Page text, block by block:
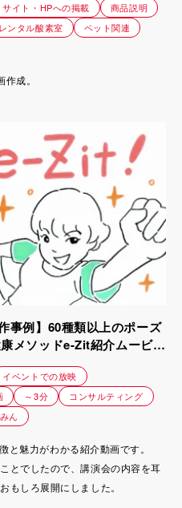
サイト・HPへの掲載
商品説明
ンタル酸素室
ペット関連
成。
事例】60種類以上のポーズ
メソッドe-Zit紹介ムービー
イベントでの放映
～3分
コンサルティング
ん
魅力がわかる紹介動画です。
とでしたので、講演会の内容を耳
もしろ展開にしました。